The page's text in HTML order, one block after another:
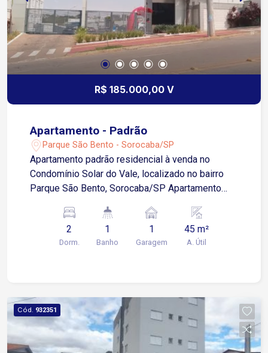
R$ 185.000,00 V
Apartamento - Padrão
Parque São Bento - Sorocaba/SP
Apartamento padrão residencial à venda no
Condomínio Solar do Vale, localizado no bairro
Parque São Bento, Sorocaba/SP Apartamento
social Sala de estar Cozinha integrada Área de
região com amplo crescimento e infraestrutura
Próximo a supermercados, farmácias, escolas,
comércios locais e transporte público Região
com ótima mobilidade para diferentes pontos da
cidade
2
Dorm.
1
Banho
1
Garagem
45 m²
A. Útil
Cód. 932351